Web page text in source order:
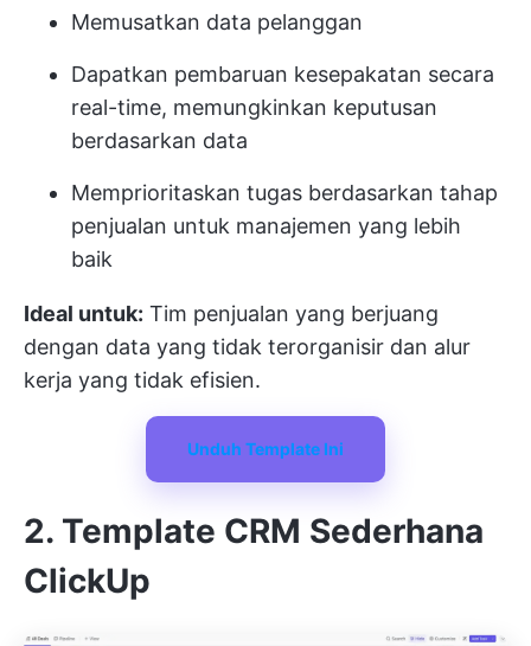
Memusatkan data pelanggan
Dapatkan pembaruan kesepakatan secara
real-time, memungkinkan keputusan
berdasarkan data
Memprioritaskan tugas berdasarkan tahap
penjualan untuk manajemen yang lebih
baik
Ideal untuk: Tim penjualan yang berjuang
dengan data yang tidak terorganisir dan alur
kerja yang tidak efisien.
Unduh Template Ini
2. Template CRM Sederhana
ClickUp